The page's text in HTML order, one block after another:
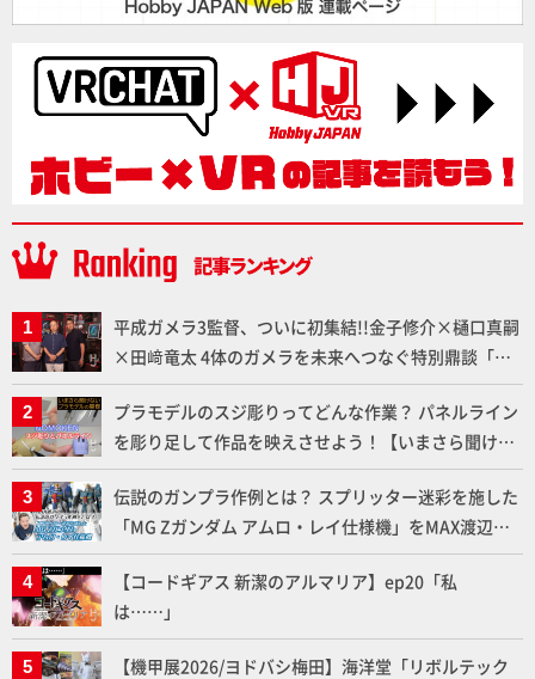
平成ガメラ3監督、ついに初集結!!金子修介×樋口真嗣
×田﨑竜太 4体のガメラを未来へつなぐ特別鼎談「ガ
メラ永久保存化プロジェクト FINAL」
プラモデルのスジ彫りってどんな作業？ パネルライン
を彫り足して作品を映えさせよう！【いまさら聞けな
いプラモデルの基礎：スジ彫りとパネルライン】
伝説のガンプラ作例とは？ スプリッター迷彩を施した
「MG Zガンダム アムロ・レイ仕様機」をMAX渡辺が
ふたたび塗る!!【試し読み】
【コードギアス 新潔のアルマリア】ep20「私
は……」
【機甲展2026/ヨドバシ梅田】海洋堂「リボルテック